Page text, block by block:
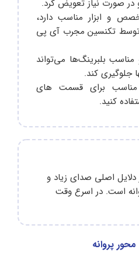
در صورت نیاز تعویض کرد.
و ابزار مناسب دارد،
توسط تکنسین مجرب آی پی
بلبرینگ‌ها می‌تواند
جلوگیری کند.
برای قسمت های
کنید.
دلایل اصلی صدای زیاد و
است. در اسرع وقت